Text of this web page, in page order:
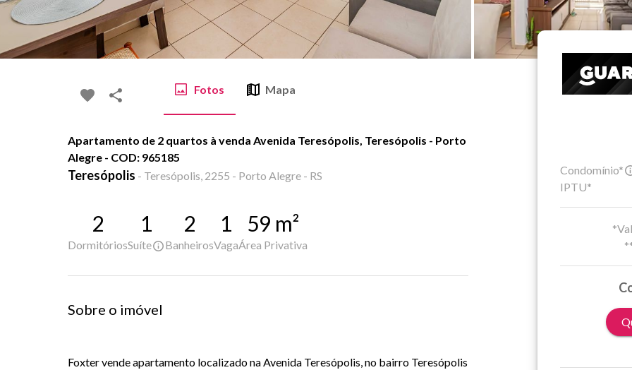
Fotos Mapa
Apartamento de 2 quartos à venda Avenida Teresópolis, Teresópolis - Porto
Alegre - COD: 965185
Teresópolis - Teresópolis, 2255 - Porto Alegre - RS
2
Dormitórios
1
Suíte
2
Banheiros
1
Vaga
59 m²
Área Privativa
Sobre o imóvel
Foxtervende apartamento localizado na Avenida Teresópolis, no bairro Teresópolis
Condomínio*
IPTU*